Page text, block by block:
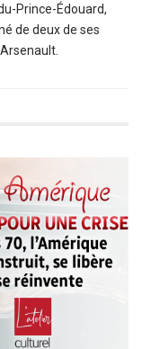
Prince-Édouard,
de deux de ses